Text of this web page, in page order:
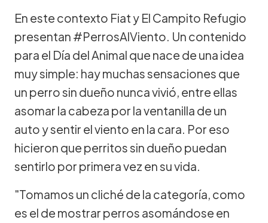
En este contexto Fiat y El Campito Refugio
presentan #PerrosAlViento. Un contenido
para el Día del Animal que nace de una idea
muy simple: hay muchas sensaciones que
un perro sin dueño nunca vivió, entre ellas
asomar la cabeza por la ventanilla de un
auto y sentir el viento en la cara. Por eso
hicieron que perritos sin dueño puedan
sentirlo por primera vez en su vida.
"Tomamos un cliché de la categoría, como
es el de mostrar perros asomándose en